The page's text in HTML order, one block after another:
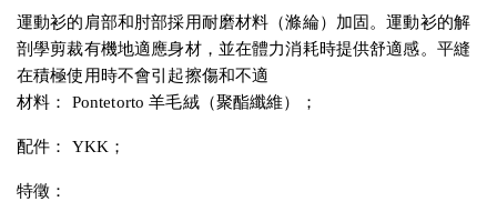
運動衫的肩部和肘部採用耐磨材料（滌綸）加固。運動衫的解
剖學剪裁有機地適應身材，並在體力消耗時提供舒適感。平縫
在積極使用時不會引起擦傷和不適
材料： Pontetorto 羊毛絨（聚酯纖維）；
配件： YKK；
特徵：